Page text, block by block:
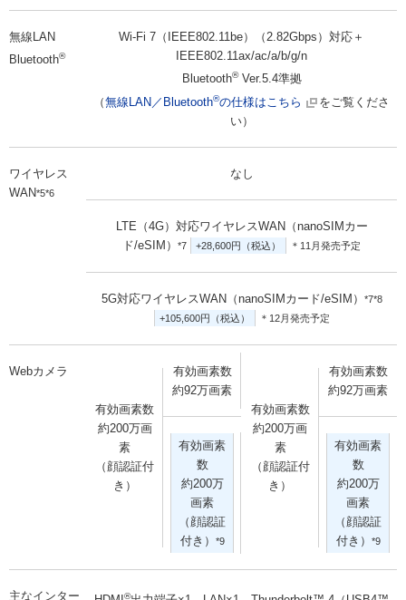
無線LAN
Bluetooth®
Wi-Fi 7（IEEE802.11be）（2.82Gbps）対応＋
IEEE802.11ax/ac/a/b/g/n
Bluetooth®Ver.5.4準拠
（無線LAN／Bluetooth®の仕様はこちら
をご覧くださ
い）
ワイヤレス
WAN*5*6
なし
LTE（4G）対応ワイヤレスWAN（nanoSIMカー
ド/eSIM）
*7 +28,600円（税込） ＊11月発売予定
5G対応ワイヤレスWAN（nanoSIMカード/eSIM）
*7*8
+105,600円（税込）
＊12月発売予定
Webカメラ
有効画素数
約200万画
素
（顔認証付
き）
有効画素数
約92万画素
有効画素数
約200万画
素
（顔認証付
き）
有効画素数
約92万画素
有効画素
数
約200万
画素
（顔認証
付き）
*9
有効画素
数
約200万
画素
（顔認証
付き）
*9
主なインター ®